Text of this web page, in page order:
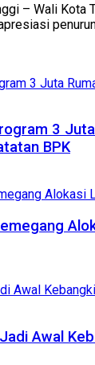
– Wali Kota
3
BPK
Awal